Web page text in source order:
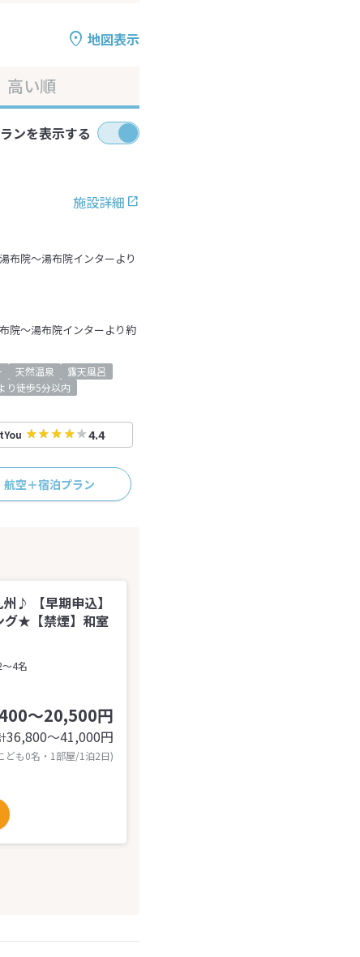
地図表示
高い順
ンを表示する
施設詳細
院～湯布院インターより
院～湯布院インターより約
天然温泉
露天風呂
り徒歩5分以内
4.4
航空＋宿泊プラン
♪ 【早期申込】
グ★【禁煙】和室
～4名
～20,500円
36,800〜41,000円
ども0名・1部屋/1泊2日)